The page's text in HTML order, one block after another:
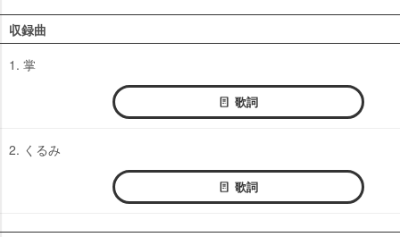
収録曲
1. 掌
歌詞
2. くるみ
歌詞